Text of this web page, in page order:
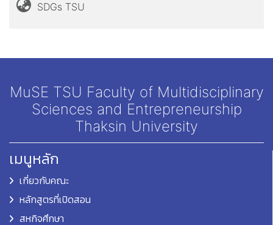
SDGs TSU
MuSE TSU Faculty of Multidisciplinary
Sciences and Entrepreneurship
Thaksin University
เมนูหลัก
เกี่ยวกับคณะ
หลักสูตรที่เปิดสอน
สหกิจศึกษา